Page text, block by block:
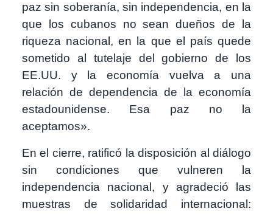
paz sin soberanía, sin independencia, en la
que los cubanos no sean dueños de la
riqueza nacional, en la que el país quede
sometido al tutelaje del gobierno de los
EE.UU. y la economía vuelva a una
relación de dependencia de la economía
estadounidense. Esa paz no la
aceptamos».
En el cierre, ratificó la disposición al diálogo
sin condiciones que vulneren la
independencia nacional, y agradeció las
muestras de solidaridad internacional: